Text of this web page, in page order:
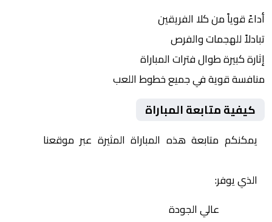
أداءً قوياً من كلا الفريقين
تبادلاً للهجمات والفرص
إثارة كبيرة طوال فترات المباراة
منافسة قوية في جميع خطوط اللعب
كيفية متابعة المباراة
يمكنكم متابعة هذه المباراة المثيرة عبر موقعنا
الذي يوفر:
عالي الجودة